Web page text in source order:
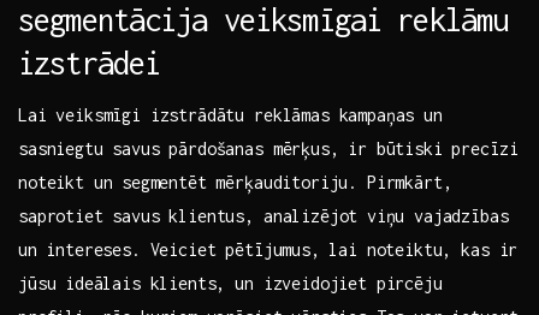
segmentācija veiksmīgai reklāmu
izstrādei
Lai veiksmīgi izstrādātu‌ reklāmas kampaņas un
sasniegtu savus pārdošanas mērķus, ⁣ir būtiski precīzi
‍noteikt un⁤ segmentēt mērķauditoriju. Pirmkārt,
saprotiet savus​ klientus, analizējot ⁢viņu‌ vajadzības
un⁢ intereses. Veiciet pētījumus,⁢ lai noteiktu, kas ir
jūsu⁢ ideālais klients, un ​izveidojiet ‌pircēju